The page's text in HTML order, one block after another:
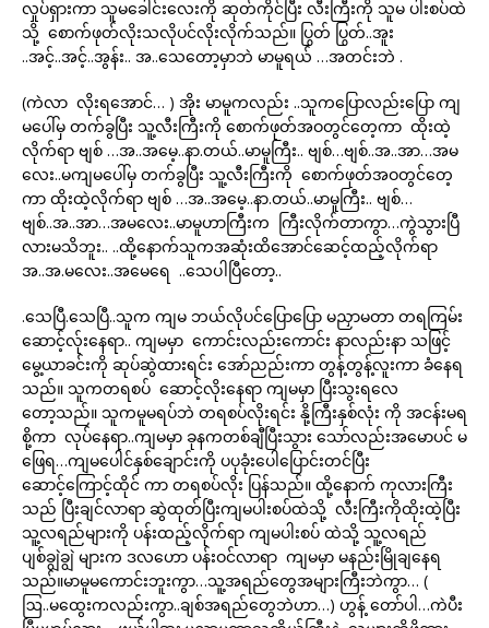
လှုပ်ရှားကာ သူမခေါင်းလေးကို ဆုတ်ကိုင်ပြီး လီးကြီးကို သူမ ပါးစပ်ထဲ
သို့ စောက်ဖုတ်လိုးသလိုပင်လိုးလိုက်သည်။ ပြွတ် ပြွတ်..အူး
..အင့်..အင့်..အွန်း.. အ..သေတော့မှာဘဲ မာမူရယ် …အတင်းဘဲ .
(ကဲလာ လိုးရအောင်… ) အိုး မာမူကလည်း ..သူကပြောလည်းပြော ကျ
မပေါ်မှ တက်ခွပြီး သူ့လီးကြီးကို စောက်ဖုတ်အဝတွင်တေ့ကာ ထိုးထဲ့
လိုက်ရာ ဗျစ် …အ..အမေ့..နာ.တယ်..မာမူကြီး.. ဗျစ်…ဗျစ်..အ..အာ…အမ
လေး..မကျမပေါ်မှ တက်ခွပြီး သူ့လီးကြီးကို စောက်ဖုတ်အဝတွင်တေ့
ကာ ထိုးထဲ့လိုက်ရာ ဗျစ် …အ..အမေ့..နာ.တယ်..မာမူကြီး.. ဗျစ်…
ဗျစ်..အ..အာ…အမလေး..မာမူဟာကြီးက ကြီးလိုက်တာကွာ…ကွဲသွားပြီ
လားမသိဘူး.. ..ထို့နောက်သူကအဆုံးထိအောင်ဆေင့်ထည့်လိုက်ရာ
အ..အ.မလေး..အမေရေ ..သေပါပြီတော့..
.သေပြီ.သေပြီ..သူက ကျမ ဘယ်လိုပင်ပြောပြော မညှာမတာ တရကြမ်း
ဆောင့်လ်ုးနေရာ.. ကျမမှာ ကောင်းလည်းကောင်း နာလည်းနာ သဖြင့်
မွေ့ယာခင်းကို ဆုပ်ဆွဲထားရင်း အော်ညည်းကာ တွန့်တွန့်လူးကာ ခံနေရ
သည်။ သူကတရစပ် ဆောင့်လိုးနေရာ ကျမမှာ ပြီးသွးရလေ
တော့သည်။ သူကမူမရပ်ဘဲ တရစပ်လိုးရင်း နို့ကြီးနှစ်လုံး ကို အငန်းမရ
စို့ကာ လုပ်နေရာ..ကျမမှာ ခုနကတစ်ချီပြီးသွား သော်လည်းအမောပင် မ
ဖြေရ…ကျမပေါင်နှစ်ချောင်းကို ပပုခုံးပေါပြောင်းတင်ပြီး
ဆောင့်ကြောင့်ထိုင် ကာ တရစပ်လိုး ပြန်သည်။ ထို့နောက် ကုလားကြီး
သည် ပြီးချင်လာရာ ဆွဲထုတ်ပြီးကျမပါးစပ်ထဲသို့ လီးကြီးကိုထိုးထဲ့ပြီး
သူ့လရည်များကို ပန်းထည့်လိုက်ရာ ကျမပါးစပ် ထဲသို့ သူ့လရည်
ပျစ်ချွဲချွဲ များက ဒလဟော ပန်းဝင်လာရာ ကျမမှာ မနည်းမြိုချနေရ
သည်။မာမူမကောင်းဘူးကွာ…သူ့အရည်တွေအများကြီးဘဲကွာ… (
ဩ..မထွေးကလည်းကွာ..ချစ်အရည်တွေဘဲဟာ…) ဟွန့် တော်ပါ…ကဲပီး